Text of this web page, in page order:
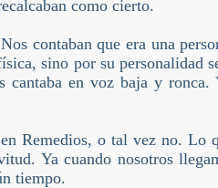
como cierto.
contaban que era una
sino por su personalidad
cantaba en voz baja y ronca.
Remedios, o tal vez no. Lo
Ya cuando nosotros
tiempo.